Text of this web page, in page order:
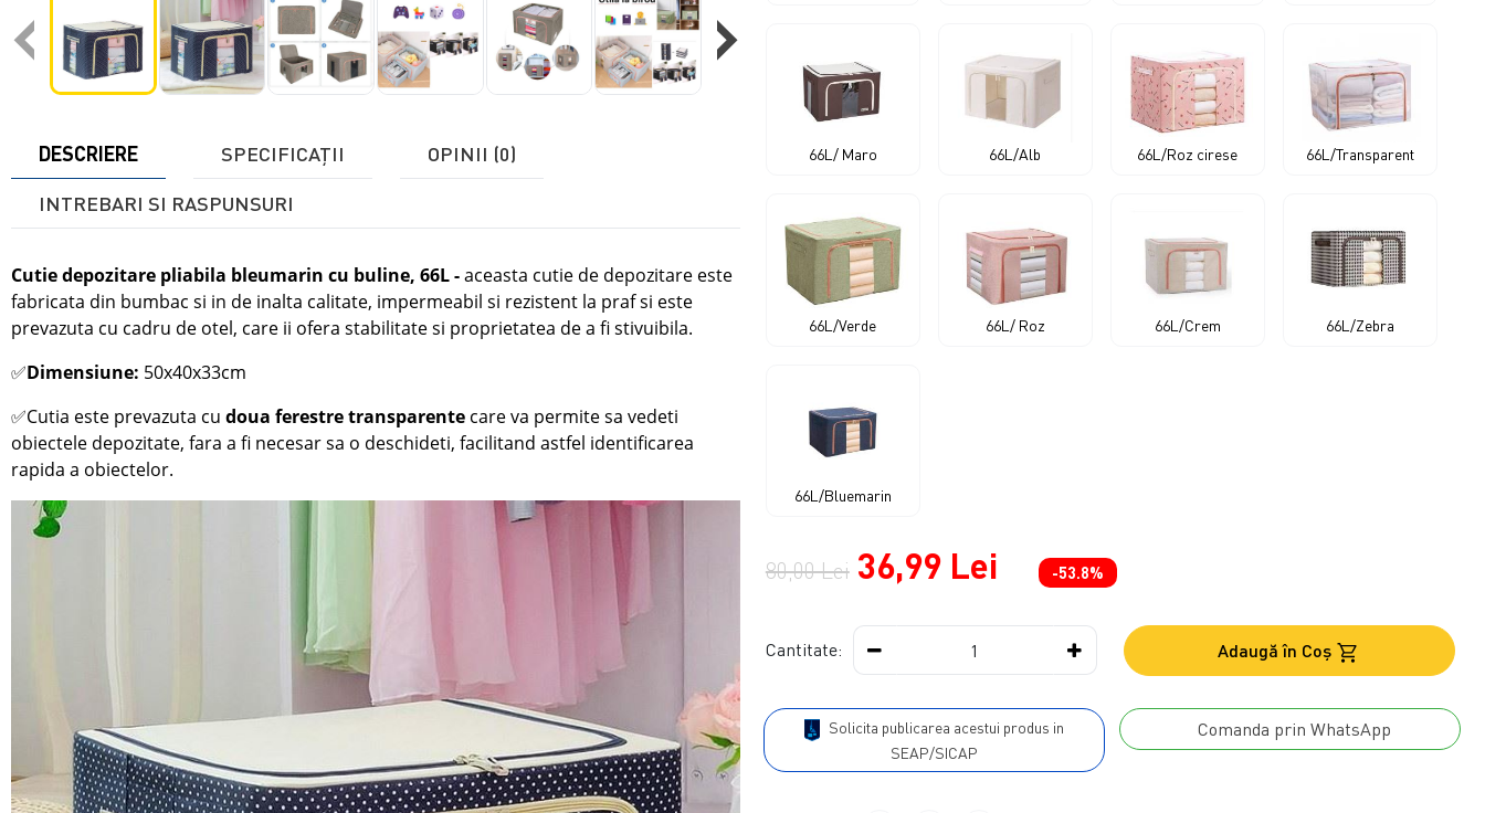
‹ ›
DESCRIERE SPECIFICAŢII OPINII (0)
INTREBARI SI RASPUNSURI
Cutie depozitare pliabila bleumarin cu buline, 66L -aceasta cutie de depozitare este
fabricata din bumbac si in de inalta calitate, impermeabil si rezistent la praf si este
prevazuta cu cadru de otel, care ii ofera stabilitate si proprietatea de a fi stivuibila.
✅Dimensiune: 50x40x33cm
✅Cutia este prevazuta cudoua ferestre transparente care va permite sa vedeti
obiectele depozitate, fara a fi necesar sa o deschideti, facilitand astfel identificarea
rapida a obiectelor.
66L/ Maro 66L/Alb 66L/Roz cirese 66L/Transparent
66L/Verde 66L/ Roz 66L/Crem 66L/Zebra
66L/Bluemarin
80,00 Lei 36,99 Lei -53.8%
Cantitate: Adaugă în Coş
SEAP/SICAP
Comanda prin WhatsApp